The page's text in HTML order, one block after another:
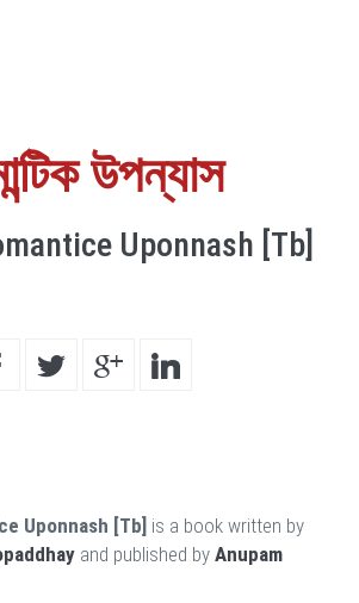
উপন্যাস
Uponnash [Tb]
Uponnash [Tb] is a book written by
and published by Anupam